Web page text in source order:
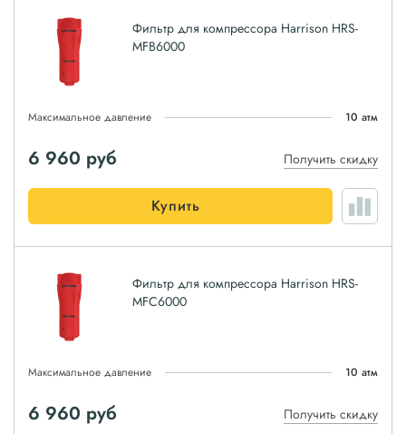
Фильтр для компрессора Harrison HRS-
MFB6000
Максимальное давление 10 атм
6 960 руб Получить скидку
Купить
Фильтр для компрессора Harrison HRS-
MFC6000
Максимальное давление 10 атм
6 960 руб Получить скидку